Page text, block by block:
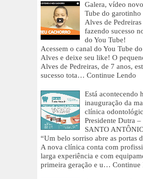
Galera, vídeo
Tube do garotinho
Alves de Pedreiras
fazendo sucesso
do You Tube!
Acessem o canal do You Tube
Alves e deixe seu like! O
Alves de Pedreiras, de 7 anos,
sucesso tota… Continue Lendo
Está acontecendo
inauguração da
clínica
Presidente Dutra
SANTO
“Um belo sorriso abre as portas
A nova clínica conta com
larga experiência e com
primeira geração e u… Continue